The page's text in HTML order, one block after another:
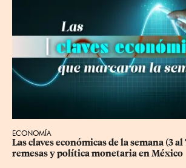
ECONOMÍA
Las claves económicas de la semana (3
remesas y política monetaria en México